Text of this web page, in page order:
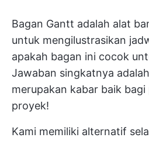
Bagan Gantt adalah alat
untuk mengilustrasikan
apakah bagan ini cocok
Jawaban singkatnya
merupakan kabar baik bagi
proyek!
Kami memiliki alternatif